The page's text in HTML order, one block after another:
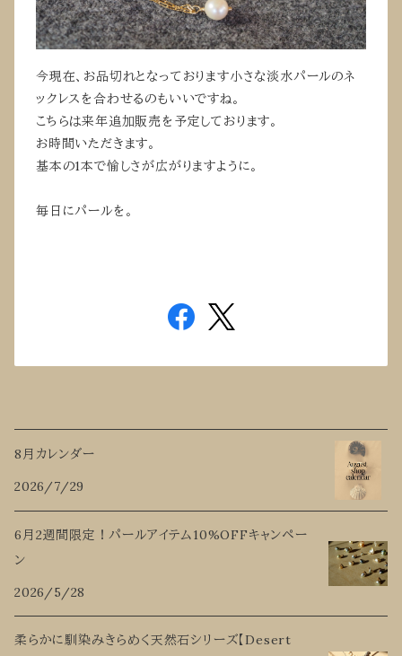
今現在、お品切れとなっております小さな淡水パールのネ
ックレスを合わせるのもいいですね。
こちらは来年追加販売を予定しております。
お時間いただきます。
基本の1本で愉しさが広がりますように。
毎日にパールを。
8月カレンダー
2026/7/29
6月2週間限定！パールアイテム10%OFFキャンペー
ン
2026/5/28
柔らかに馴染みきらめく天然石シリーズ【Desert